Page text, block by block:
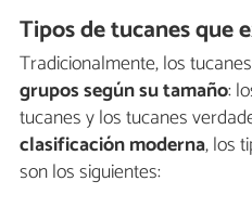
Tipos de tucanes que
Tradicionalmente, los
grupos según su tamaño:
tucanes y los tucanes
clasificación moderna, los
son los siguientes: